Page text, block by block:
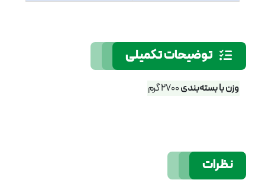
توضیحات تکمیلی
وزن با بسته‌بندی2700 گرم
نظرات